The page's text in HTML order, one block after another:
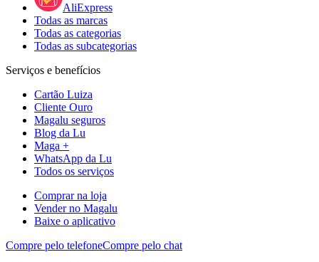
AliExpress
Todas as marcas
Todas as categorias
Todas as subcategorias
Serviços e benefícios
Cartão Luiza
Cliente Ouro
Magalu seguros
Blog da Lu
Maga +
WhatsApp da Lu
Todos os serviços
Comprar na loja
Vender no Magalu
Baixe o aplicativo
Compre pelo telefoneCompre pelo chat